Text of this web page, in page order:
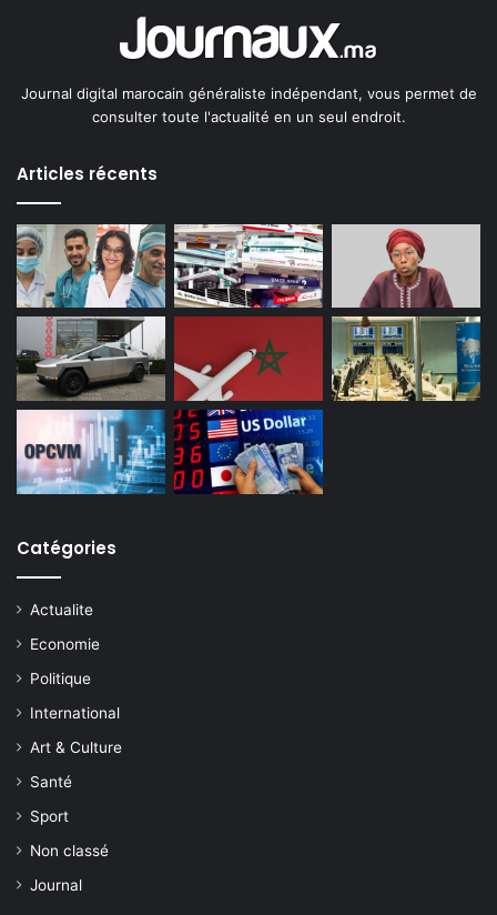
Journal digital marocain généraliste indépendant, vous permet de
consulter toute l'actualité en un seul endroit.
Articles récents
Catégories
Actualite
Economie
Politique
International
Art & Culture
Santé
Sport
Non classé
Journal